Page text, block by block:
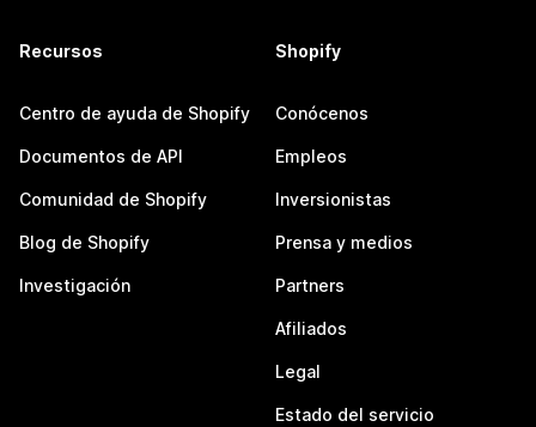
Recursos
Centro de ayuda de Shopify
Documentos de API
Comunidad de Shopify
Blog de Shopify
Investigación
Shopify
Conócenos
Empleos
Inversionistas
Prensa y medios
Partners
Afiliados
Legal
Estado del servicio